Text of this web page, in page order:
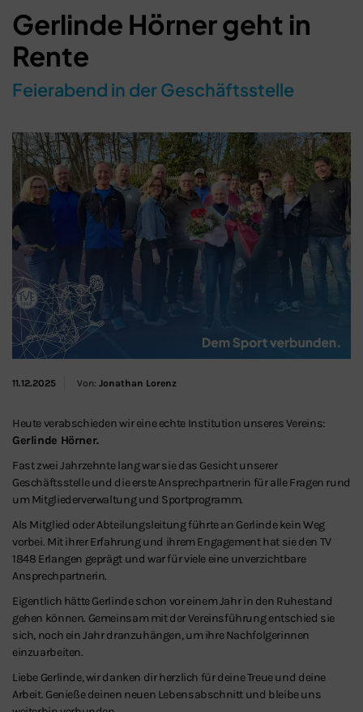
Schließen
Gerlinde Hörner geht in
Rente
Feierabend in der Geschäftsstelle
11.12.2025 Von: Jonathan Lorenz
Heute verabschieden wir eine echte Institution unseres Vereins:
Gerlinde Hörner.
Fast zwei Jahrzehnte lang war sie das Gesicht unserer
Geschäftsstelle und die erste Ansprechpartnerin für alle Fragen rund
um Mitgliederverwaltung und Sportprogramm.
Als Mitglied oder Abteilungsleitung führte an Gerlinde kein Weg
vorbei. Mit ihrer Erfahrung und ihrem Engagement hat sie den TV
1848 Erlangen geprägt und war für viele eine unverzichtbare
Ansprechpartnerin.
Eigentlich hätte Gerlinde schon vor einem Jahr in den Ruhestand
gehen können. Gemeinsam mit der Vereinsführung entschied sie
sich, noch ein Jahr dranzuhängen, um ihre Nachfolgerinnen
einzuarbeiten.
Liebe Gerlinde, wir danken dir herzlich für deine Treue und deine
Arbeit. Genieße deinen neuen Lebensabschnitt und bleibe uns